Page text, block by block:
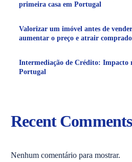
primeira casa em Portugal
Valorizar um imóvel antes de
aumentar o preço e atrair
Intermediação de Crédito: Impacto
Portugal
Recent Comments
Nenhum comentário para mostrar.